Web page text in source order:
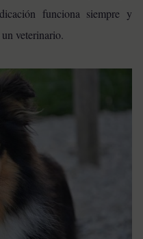
funciona siempre y
veterinario.